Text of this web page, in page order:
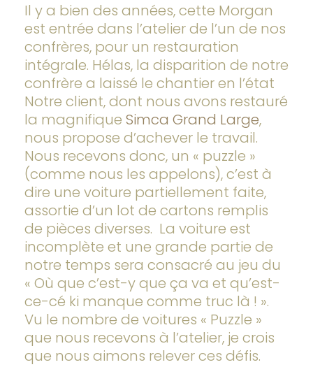
Il y a bien des années, cette Morgan
est entrée dans l’atelier de l’un de nos
confrères, pour un restauration
intégrale. Hélas, la disparition de notre
confrère a laissé le chantier en l’état
Notre client, dont nous avons restauré
la magnifique Simca Grand Large,
nous propose d’achever le travail.
Nous recevons donc, un « puzzle »
(comme nous les appelons), c’est à
dire une voiture partiellement faite,
assortie d’un lot de cartons remplis
de pièces diverses. La voiture est
incomplète et une grande partie de
notre temps sera consacré au jeu du
« Où que c’est-y que ça va et qu’est-
ce-cé ki manque comme truc là ! ».
Vu le nombre de voitures « Puzzle »
que nous recevons à l’atelier, je crois
que nous aimons relever ces défis.